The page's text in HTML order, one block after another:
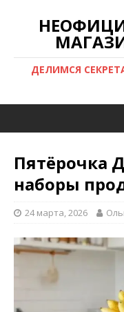
ДЕЛИМСЯ
Пятёрочка
наборы
24 марта, 2026